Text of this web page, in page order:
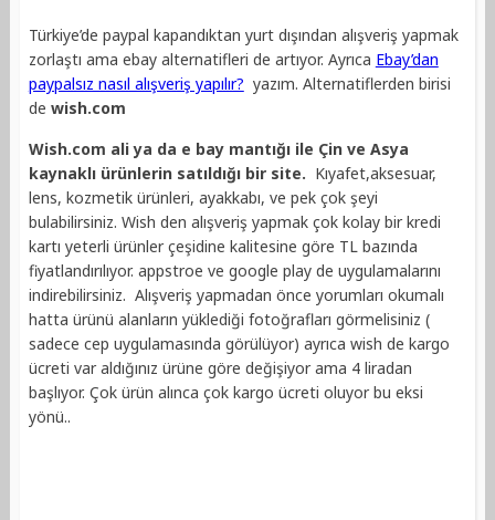
Türkiye’de paypal kapandıktan yurt dışından alışveriş yapmak
zorlaştı ama ebay alternatifleri de artıyor. Ayrıca Ebay’dan
paypalsız nasıl alışveriş yapılır? yazım. Alternatiflerden birisi
de wish.com
Wish.com ali ya da e bay mantığı ile Çin ve Asya
kaynaklı ürünlerin satıldığı bir site. Kıyafet,aksesuar,
lens, kozmetik ürünleri, ayakkabı, ve pek çok şeyi
bulabilirsiniz. Wish den alışveriş yapmak çok kolay bir kredi
kartı yeterli ürünler çeşidine kalitesine göre TL bazında
fiyatlandırılıyor. appstroe ve google play de uygulamalarını
indirebilirsiniz. Alışveriş yapmadan önce yorumları okumalı
hatta ürünü alanların yüklediği fotoğrafları görmelisiniz (
sadece cep uygulamasında görülüyor) ayrıca wish de kargo
ücreti var aldığınız ürüne göre değişiyor ama 4 liradan
başlıyor. Çok ürün alınca çok kargo ücreti oluyor bu eksi
yönü..